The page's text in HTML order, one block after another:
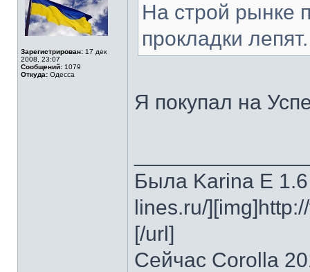
Зарегистрирован: 17 дек
2008, 23:07
Сообщений: 1079
Откуда: Одесса
На строй рынке
прокладки лепят.
Я покупал на
Была Karina E
lines.ru/
[/url]
Сейчас Corolla